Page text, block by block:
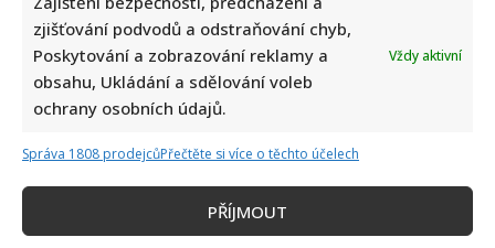
zjišťování podvodů a odstraňování chyb,
Poskytování a zobrazování reklamy a
obsahu, Ukládání a sdělování voleb
ochrany osobních údajů.
Vždy aktivní
Správa 1808 prodejcůPřečtěte si více o těchto účelech
PŘÍJMOUT
Jak dnes žijí členové kapely Maxim Turbulenc: Stále jezdí po
koncertech, ale největší slávu mají za sebou